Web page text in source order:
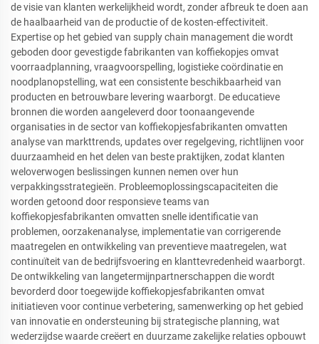
de visie van klanten werkelijkheid wordt, zonder afbreuk te doen aan
de haalbaarheid van de productie of de kosten-effectiviteit.
Expertise op het gebied van supply chain management die wordt
geboden door gevestigde fabrikanten van koffiekopjes omvat
voorraadplanning, vraagvoorspelling, logistieke coördinatie en
noodplanopstelling, wat een consistente beschikbaarheid van
producten en betrouwbare levering waarborgt. De educatieve
bronnen die worden aangeleverd door toonaangevende
organisaties in de sector van koffiekopjesfabrikanten omvatten
analyse van markttrends, updates over regelgeving, richtlijnen voor
duurzaamheid en het delen van beste praktijken, zodat klanten
weloverwogen beslissingen kunnen nemen over hun
verpakkingsstrategieën. Probleemoplossingscapaciteiten die
worden getoond door responsieve teams van
koffiekopjesfabrikanten omvatten snelle identificatie van
problemen, oorzakenanalyse, implementatie van corrigerende
maatregelen en ontwikkeling van preventieve maatregelen, wat
continuïteit van de bedrijfsvoering en klanttevredenheid waarborgt.
De ontwikkeling van langetermijnpartnerschappen die wordt
bevorderd door toegewijde koffiekopjesfabrikanten omvat
initiatieven voor continue verbetering, samenwerking op het gebied
van innovatie en ondersteuning bij strategische planning, wat
wederzijdse waarde creëert en duurzame zakelijke relaties opbouwt